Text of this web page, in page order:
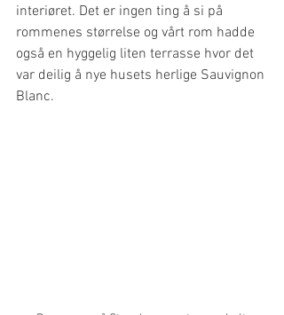
interiøret. Det er ingen ting å si på
rommenes størrelse og vårt rom hadde
også en hyggelig liten terrasse hvor det
var deilig å nye husets herlige Sauvignon
Blanc.